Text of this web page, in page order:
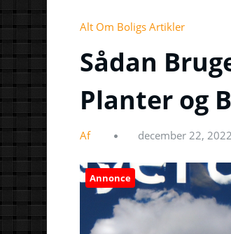
Alt Om Boligs Artikler
Sådan
Planter og
Af december 22, 2022
Annonce